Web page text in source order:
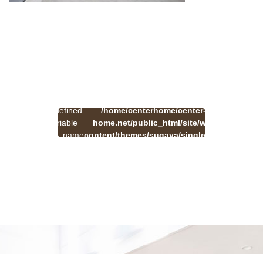
Undefined
variable
$cat_name
/home/centerhome/center-
home.net/public_html/site/wp-
content/themes/sugaya/single.php